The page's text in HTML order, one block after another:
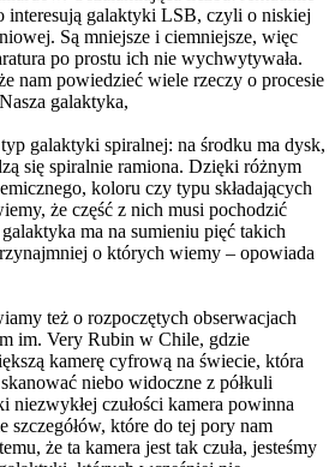
interesują galaktyki LSB, czyli o niskiej
Są mniejsze i ciemniejsze, więc
po prostu ich nie wychwytywała.
nam powiedzieć wiele rzeczy o procesie
galaktyka,
galaktyki spiralnej: na środku ma dysk,
się spiralnie ramiona. Dzięki różnym
koloru czy typu składających
że część z nich musi pochodzić
ma na sumieniu pięć takich
o których wiemy – opowiada
też o rozpoczętych obserwacjach
im. Very Rubin w Chile, gdzie
kamerę cyfrową na świecie, która
niebo widoczne z półkuli
niezwykłej czułości kamera powinna
szczegółów, które do tej pory nam
że ta kamera jest tak czuła, jesteśmy